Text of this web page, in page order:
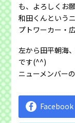
も、よろしくお
和田くんという
プトワーカー・
左から田平朝海
です(^^)
ニューメンバー
Facebook